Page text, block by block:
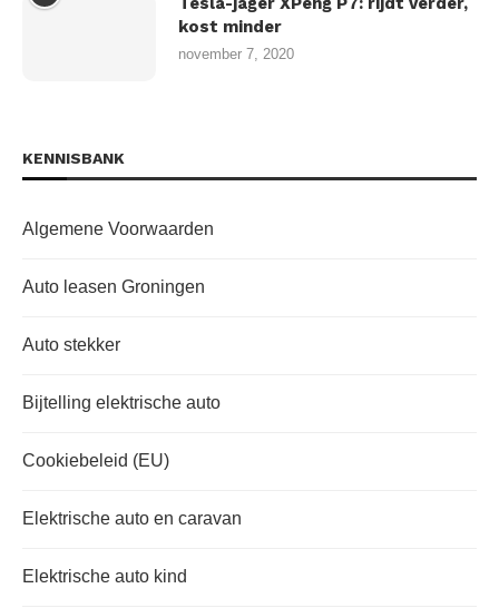
kost minder
november 7, 2020
KENNISBANK
Algemene Voorwaarden
Auto leasen Groningen
Auto stekker
Bijtelling elektrische auto
Cookiebeleid (EU)
Elektrische auto en caravan
Elektrische auto kind